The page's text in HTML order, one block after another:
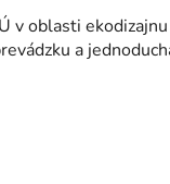
v oblasti
a